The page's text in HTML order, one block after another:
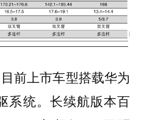
前上市车型搭载华为
系统。长续航版本百